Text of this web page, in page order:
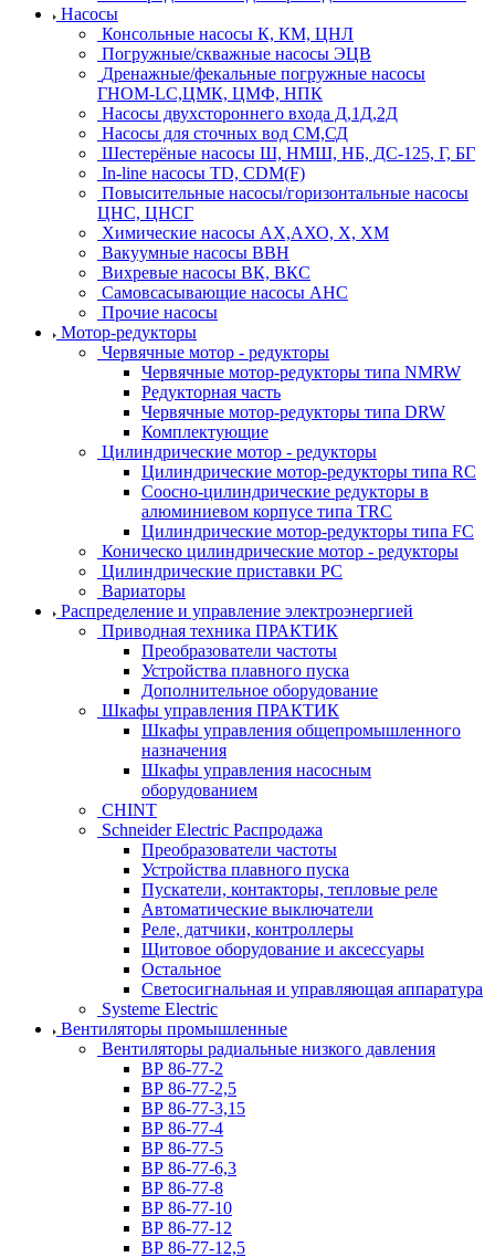
Насосы
Консольные насосы К, КМ, ЦНЛ
Погружные/скважные насосы ЭЦВ
Дренажные/фекальные погружные насосы
ГНОМ-LC,ЦМК, ЦМФ, НПК
Насосы двухстороннего входа Д,1Д,2Д
Насосы для сточных вод СМ,СД
Шестерёные насосы Ш, НМШ, НБ, ДС-125, Г, БГ
In-line насосы TD, CDM(F)
Повысительные насосы/горизонтальные насосы
ЦНС, ЦНСГ
Химические насосы АХ,АХО, Х, ХМ
Вакуумные насосы ВВН
Вихревые насосы ВК, ВКС
Самовсасывающие насосы АНС
Прочие насосы
Мотор-редукторы
Червячные мотор - редукторы
Червячные мотор-редукторы типа NMRW
Редукторная часть
Червячные мотор-редукторы типа DRW
Комплектующие
Цилиндрические мотор - редукторы
Цилиндрические мотор-редукторы типа RC
Соосно-цилиндрические редукторы в
алюминиевом корпусе типа TRC
Цилиндрические мотор-редукторы типа FC
Коническо цилиндрические мотор - редукторы
Цилиндрические приставки PC
Вариаторы
Распределение и управление электроэнергией
Приводная техника ПРАКТИК
Преобразователи частоты
Устройства плавного пуска
Дополнительное оборудование
Шкафы управления ПРАКТИК
Шкафы управления общепромышленного
назначения
Шкафы управления насосным
оборудованием
CHINT
Schneider Electric Распродажа
Преобразователи частоты
Устройства плавного пуска
Пускатели, контакторы, тепловые реле
Автоматические выключатели
Реле, датчики, контроллеры
Щитовое оборудование и аксессуары
Остальное
Светосигнальная и управляющая аппаратура
Systeme Electric
Вентиляторы промышленные
Вентиляторы радиальные низкого давления
ВР 86-77-2
ВР 86-77-2,5
ВР 86-77-3,15
ВР 86-77-4
ВР 86-77-5
ВР 86-77-6,3
ВР 86-77-8
ВР 86-77-10
ВР 86-77-12
ВР 86-77-12,5